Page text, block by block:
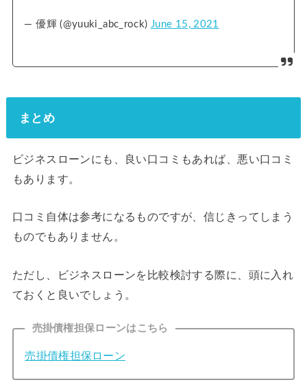
— 優輝 (@yuuki_abc_rock) June 15, 2021
まとめ
ビジネスローンにも、良い口コミもあれば、悪い口コミ
もあります。
口コミ自体は参考になるものですが、信じきってしまう
ものでもありません。
ただし、ビジネスローンを比較検討する際に、頭に入れ
ておくと良いでしょう。
売掛債権担保ローンはこちら
売掛債権担保ローン